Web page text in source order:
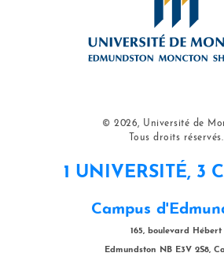
© 2026, Université de
Tous droits réservés.
1 UNIVERSITÉ, 3
Campus
165, boulevard Hébert
Edmundston NB E3V 2S8,